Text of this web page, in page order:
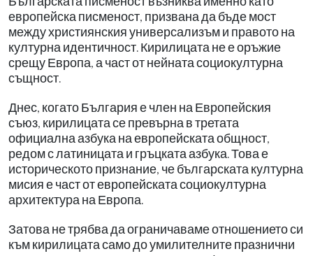
европейска писменост, призвана да бъде мост
между християнския универсализъм и правото на
културна идентичност. Кирилицата не е оръжие
срещу Европа, а част от нейната социокултурна
същност.
Днес, когато България е член на Европейския
съюз, кирилицата се превърна в третата
официална азбука на европейската общност,
редом с латиницата и гръцката азбука. Това е
историческото признание, че българската културна
мисия е част от европейската социокултурна
архитектура на Европа.
Затова не трябва да ограничаваме отношението си
към кирилицата само до умилителните празнични